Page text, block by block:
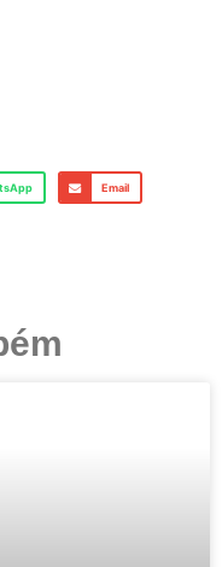
Email